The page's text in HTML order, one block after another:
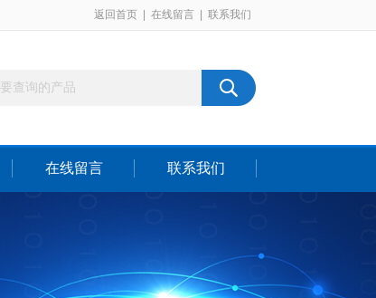
返回首页 在线留言 联系我们
在线留言 联系我们